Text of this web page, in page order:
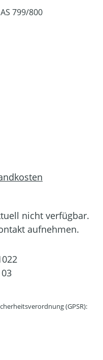
nicht verfügbar.
aufnehmen.
(GPSR):